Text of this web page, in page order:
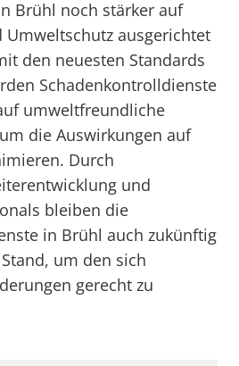
Brühl noch stärker auf
ausgerichtet
den neuesten Standards
Schadenkontrolldienste
umweltfreundliche
die Auswirkungen auf
Durch
und
bleiben die
in Brühl auch zukünftig
um den sich
gerecht zu